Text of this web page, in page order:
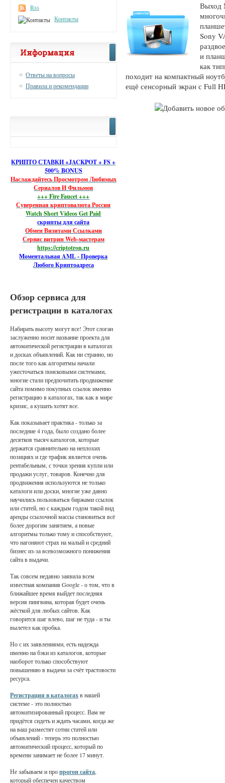
Выход
Sony
и
как
походит на компактный
ещё сенсорный экран с Full
Rss
Контакты
Информация
Ответы на вопросы
Правила и рекомендации
КРИПТО СТАВКИ +JACKPOT + FS +
500% BONUS
Наслаждайтесь Просмотром Любимых
Сериалов И Фильмов
+++ Fire Faucet +++
Суверенная криптовалюта России
Watch Short Videos Get Paid
скрипты для сайта
Обмен Визитами Ссылками
Сервис витрин Web-мастерам
https://criptotron.ru
Моментальная AML - Проверка
Любого Криптоадреса
Обзор сервиса для
регистрации в каталогах
Набирать высоту могут все! Этот слоган
заслуженно носит название проекта для
автоматической регистрации в каталогах
и досках объявлений. Как ни странно, но
после того как алгоритмы начали
ужесточаться поисковыми системами,
многие стали предпочитать продвижение
сайта помимо покупных ссылок именно
регистрацию в каталогах, так как в мире
кризис, а кушать хотят все.
Как показывает практика - только за
последние 4 года, было создано более
десятков тысяч каталогов, которые
держатся сравнительно на неплохих
позициях и где трафик является очень
рентабельным, с точки зрения купли или
продажи услуг, товаров. Конечно для
продвижения используются не только
каталоги или доски, многие уже давно
научились пользоваться биржами ссылок
или статей, но с каждым годом такой вид
аренды ссылочной массы становиться всё
более дорогим занятием, а новые
алгоритмы только тому и способствуют,
что нагоняют страх на малый и средний
бизнес из-за всевозможного понижения
сайта в выдачи.
Так совсем недавно заявила всем
известная компания Google - о том, что в
ближайшее время выйдет последняя
версия пингвина, которая будет очень
жёсткой для любых сайтов. Как
говорится шаг влево, шаг не туда - и ты
вылетел как пробка.
Но с их заявлениями, есть надежда
именно на бэки из каталогов, которые
наоборот только способствуют
повышению в выдачи за счёт трастовости
ресурса.
Регистрация в каталогахв нашей
системе - это полностью
автоматизированный процесс. Вам не
придётся сидеть и ждать часами, когда же
на ваш разместят сотни статей или
объявлений - теперь это полностью
автоматический процесс, который по
времени занимает не более 17 минут.
Не забываем и пропрогон сайта,
который обеспечен качеством